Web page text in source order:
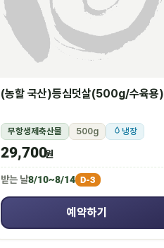
(농할 국산)등심덧살(500g/수육용)
무항생제축산물 500g 냉장
29,700원
받는 날8/10~8/14 D-3
예약하기